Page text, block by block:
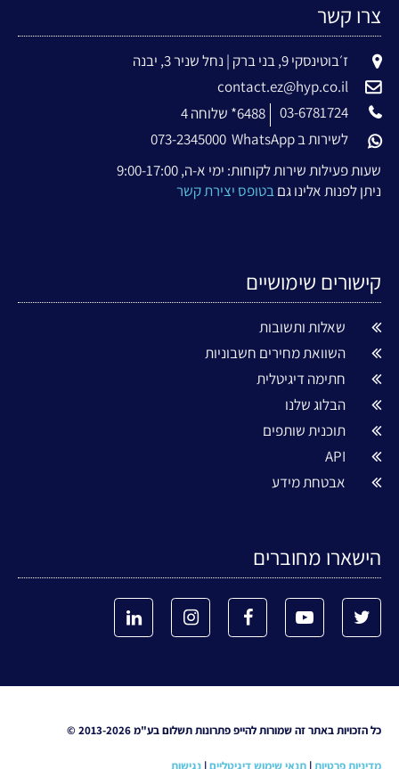
צרו קשר
ז׳בוטינסקי 9, בני ברק | נחל שניר 3, יבנה
contact.ez@hyp.co.il
03-6781724
6488* שלוחה 4
לשירות ב WhatsApp
073-2345000
שעות פעילות שירות לקוחות: ימי א-ה, 9:00-17:00
ניתן לפנות אלינו גםבטופס יצירת קשר
קישורים שימושיים
שאלות ותשובות
השוואת מחירים חשבוניות
חתימה דיגיטלית
הבלוג שלנו
תוכנית שותפים
API
אבטחת מידע
הישארו מחוברים
כל הזכויות באתר זה שמורות להייפ פתרונות תשלום בע"מ 2013-2026 ©
מדיניות פרטיות | תנאי שימוש דיגיטליים| נגישות